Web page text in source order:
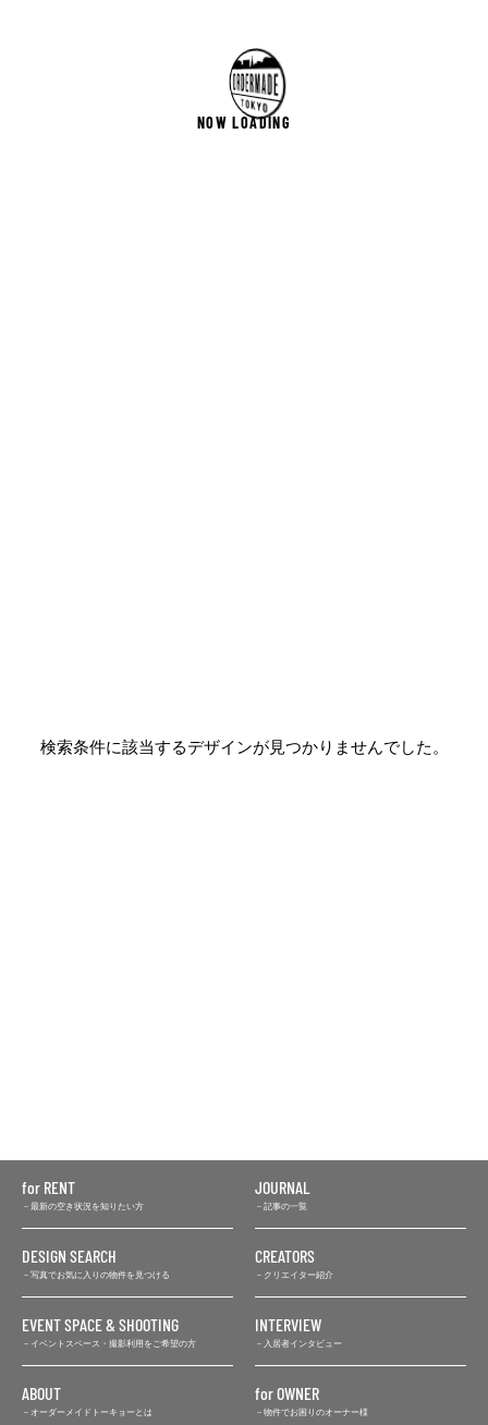
NOW LOADING
検索条件に該当するデザインが見つかりませんでした。
for RENT
最新の空き状況を知りたい方
JOURNAL
記事の一覧
DESIGN SEARCH
写真でお気に入りの物件を見つける
CREATORS
クリエイター紹介
EVENT SPACE & SHOOTING
イベントスペース・撮影利用をご希望の方
INTERVIEW
入居者インタビュー
ABOUT
オーダーメイドトーキョーとは
for OWNER
物件でお困りのオーナー様